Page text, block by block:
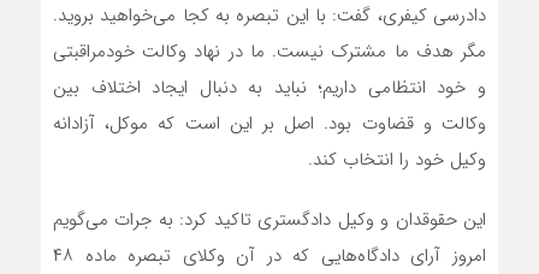
دادرسی کیفری، گفت: با این تبصره به کجا می‌خواهید بروید.
مگر هدف ما مشترک نیست. ما در نهاد وکالت خودمراقبتی
و خود انتظامی داریم؛ نباید به دنبال ایجاد اختلاف بین
وکالت و قضاوت بود. اصل بر این است که موکل، آزادانه
وکیل خود را انتخاب کند.
این حقوقدان و وکیل دادگستری تاکید کرد: به جرات می‌گویم
امروز آرای دادگاه‌هایی که در آن وکلای تبصره ماده ۴۸